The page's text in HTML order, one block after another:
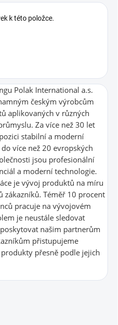
k této položce.
Polak International a.s.
českým výrobcům
aplikovaných v různých
Za více než 30 let
stabilní a moderní
více než 20 evropských
jsou profesionální
a moderní technologie.
je vývoj produktů na míru
zákazníků. Téměř 10 procent
pracuje na vývojovém
je neustále sledovat
našim partnerům
přistupujeme
přesně podle jejich